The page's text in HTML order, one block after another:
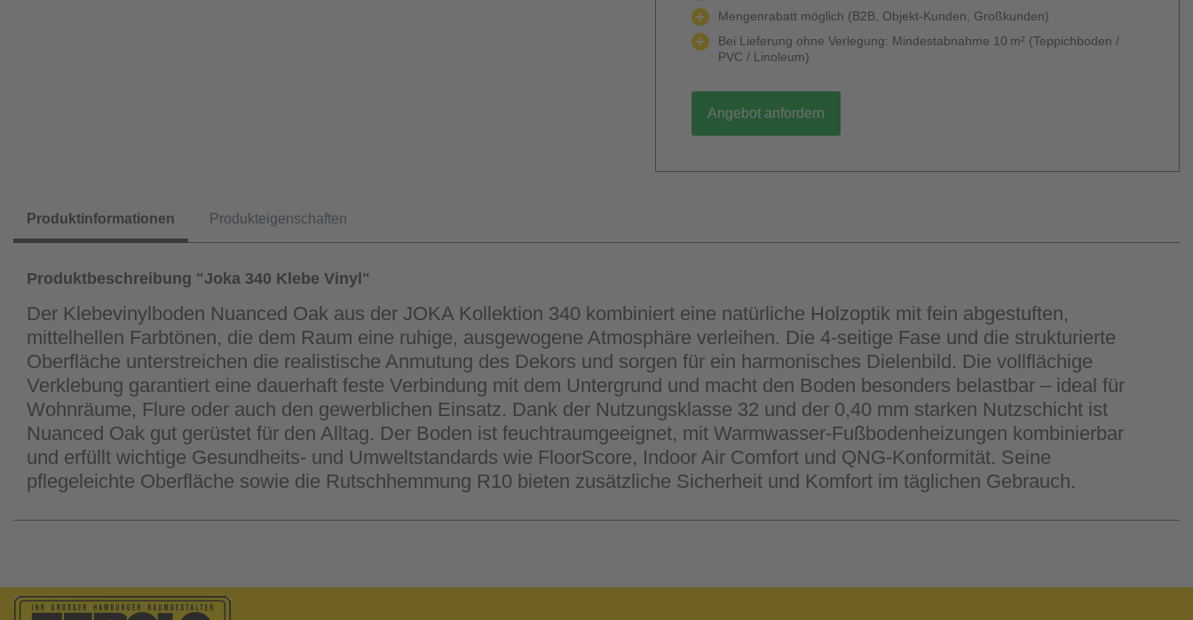
Mengenrabatt möglich (B2B, Objekt-Kunden, Großkunden)
Bei Lieferung ohne Verlegung: Mindestabnahme 10 m² (Teppichboden /
PVC / Linoleum)
Angebot anfordern
Produktinformationen Produkteigenschaften
Produktbeschreibung "Joka 340 Klebe Vinyl"
Der Klebevinylboden Nuanced Oak aus der JOKA Kollektion 340 kombiniert eine natürliche Holzoptik mit fein abgestuften,
mittelhellen Farbtönen, die dem Raum eine ruhige, ausgewogene Atmosphäre verleihen. Die 4-seitige Fase und die strukturierte
Oberfläche unterstreichen die realistische Anmutung des Dekors und sorgen für ein harmonisches Dielenbild. Die vollflächige
Verklebung garantiert eine dauerhaft feste Verbindung mit dem Untergrund und macht den Boden besonders belastbar – ideal für
Wohnräume, Flure oder auch den gewerblichen Einsatz. Dank der Nutzungsklasse 32 und der 0,40 mm starken Nutzschicht ist
Nuanced Oak gut gerüstet für den Alltag. Der Boden ist feuchtraumgeeignet, mit Warmwasser-Fußbodenheizungen kombinierbar
und erfüllt wichtige Gesundheits- und Umweltstandards wie FloorScore, Indoor Air Comfort und QNG-Konformität. Seine
pflegeleichte Oberfläche sowie die Rutschhemmung R10 bieten zusätzliche Sicherheit und Komfort im täglichen Gebrauch.